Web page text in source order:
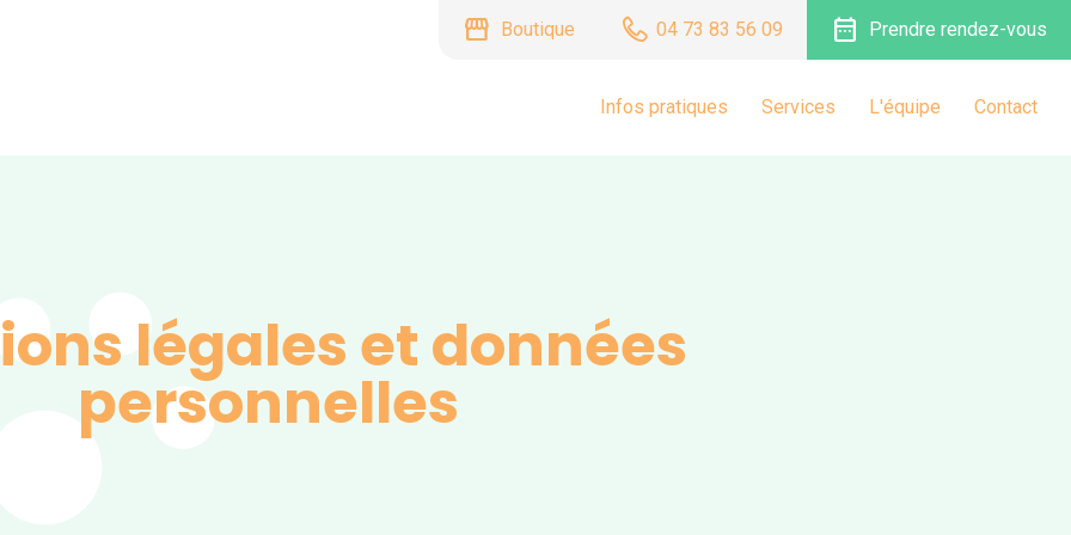
storefront Boutique 04 73 83 56 09 date_range Prendre rendez-vous
Infos pratiques Services L'équipe Contact
légales et données
personnelles